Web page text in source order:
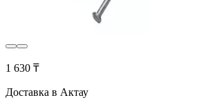
1 630 ₸
Доставка в Актау